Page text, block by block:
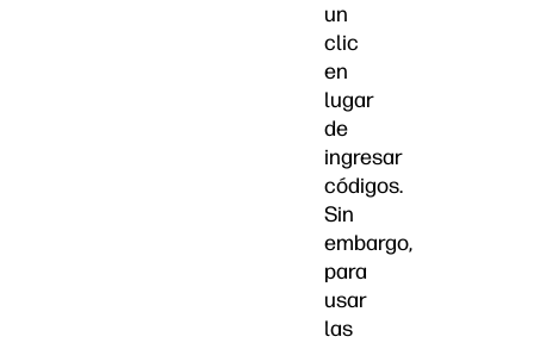
un
clic
en
lugar
de
ingresar
códigos.
Sin
embargo,
para
usar
las